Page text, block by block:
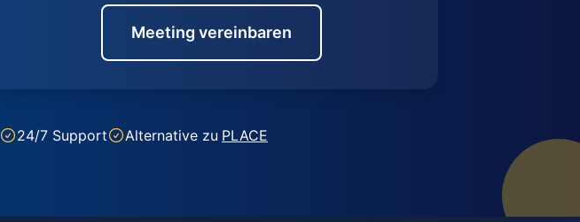
Meeting vereinbaren
24/7 Support Alternative zu PLACE